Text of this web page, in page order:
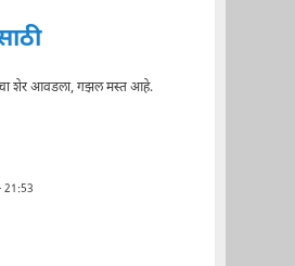
शेर आवडला, गझल मस्त आहे.
21:53